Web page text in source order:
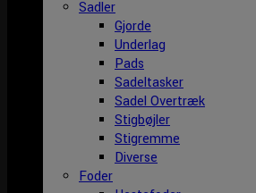
Sadler
Gjorde
Underlag
Pads
Sadeltasker
Sadel Overtræk
Stigbøjler
Stigremme
Diverse
Foder